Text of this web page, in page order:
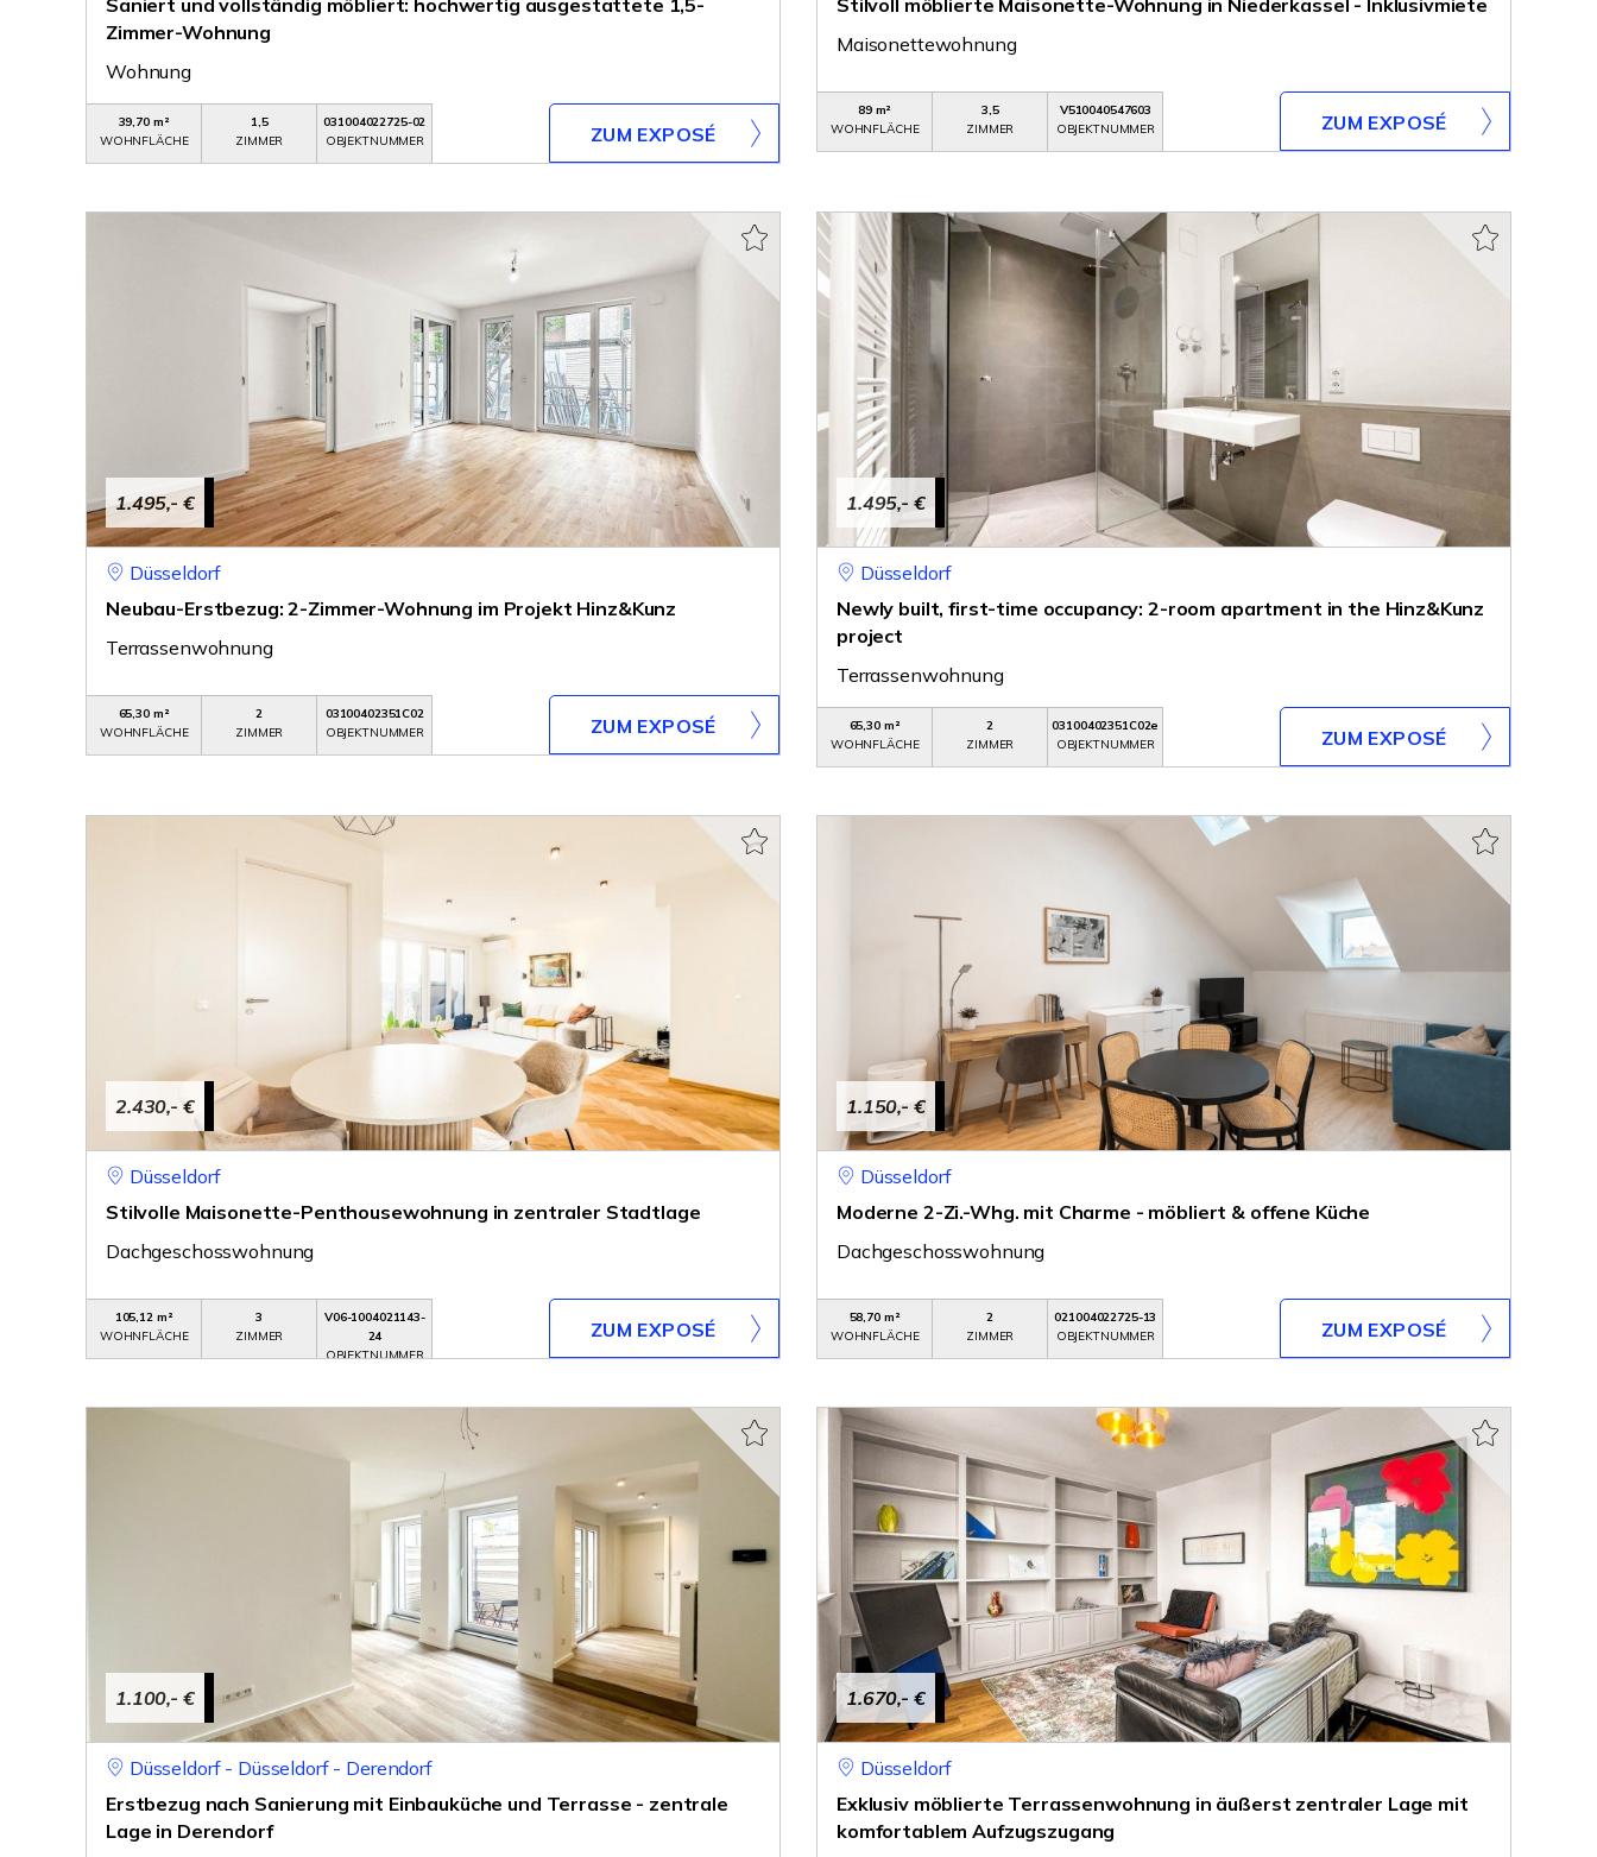
Saniert und vollständig möbliert: hochwertig ausgestattete 1,5-
Zimmer-Wohnung
Wohnung
39,70 m²
WOHNFLÄCHE
1,5
ZIMMER
031004022725-02
OBJEKTNUMMER
ZUM EXPOSÉ
Stilvoll möblierte Maisonette-Wohnung in Niederkassel - Inklusivmiete
Maisonettewohnung
89 m²
WOHNFLÄCHE
3,5
ZIMMER
V510040547603
OBJEKTNUMMER
ZUM EXPOSÉ
1.495,- €
Düsseldorf
Neubau-Erstbezug: 2-Zimmer-Wohnung im Projekt Hinz&Kunz
Terrassenwohnung
65,30 m²
WOHNFLÄCHE
2
ZIMMER
03100402351C02
OBJEKTNUMMER
ZUM EXPOSÉ
1.495,- €
Düsseldorf
Newly built, first-time occupancy: 2-room apartment in the Hinz&Kunz
project
Terrassenwohnung
65,30 m²
WOHNFLÄCHE
2
ZIMMER
03100402351C02e
OBJEKTNUMMER
ZUM EXPOSÉ
2.430,- €
Düsseldorf
Stilvolle Maisonette-Penthousewohnung in zentraler Stadtlage
Dachgeschosswohnung
105,12 m²
WOHNFLÄCHE
3
ZIMMER
V06-1004021143-
24
OBJEKTNUMMER
ZUM EXPOSÉ
1.150,- €
Düsseldorf
Moderne 2-Zi.-Whg. mit Charme - möbliert & offene Küche
Dachgeschosswohnung
58,70 m²
WOHNFLÄCHE
2
ZIMMER
021004022725-13
OBJEKTNUMMER
ZUM EXPOSÉ
1.100,- €
Düsseldorf - Düsseldorf - Derendorf
Erstbezug nach Sanierung mit Einbauküche und Terrasse - zentrale
Lage in Derendorf
1.670,- €
Düsseldorf
Exklusiv möblierte Terrassenwohnung in äußerst zentraler Lage mit
komfortablem Aufzugszugang